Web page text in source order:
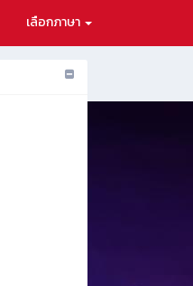
เลือกภาษา